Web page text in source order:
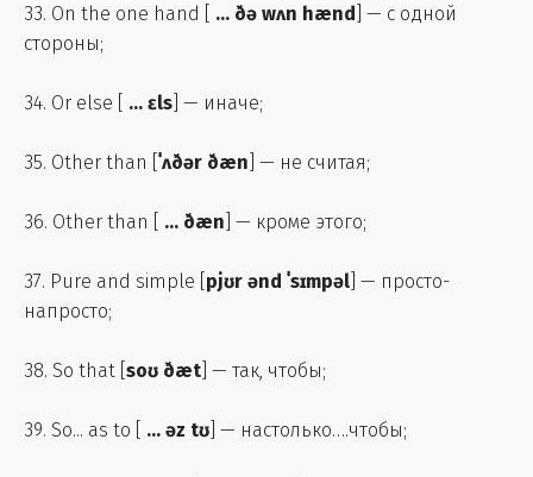
33. On the one hand [ ... ðə wʌn hænd ] — c одной
стороны;
34. Or else [ ... ɛls ] — иначе;
35. Other than [ ˈʌðər ðæn ] — не считая;
36. Other than [ ... ðæn ] — кроме этого;
37. Pure and simple [ pjʊr ənd ˈsɪmpəl ] — просто-
напросто;
38. So that [ soʊ ðæt ] — так, чтобы;
39. So... as to [ ... əz tʊ ] — настолько….чтобы;